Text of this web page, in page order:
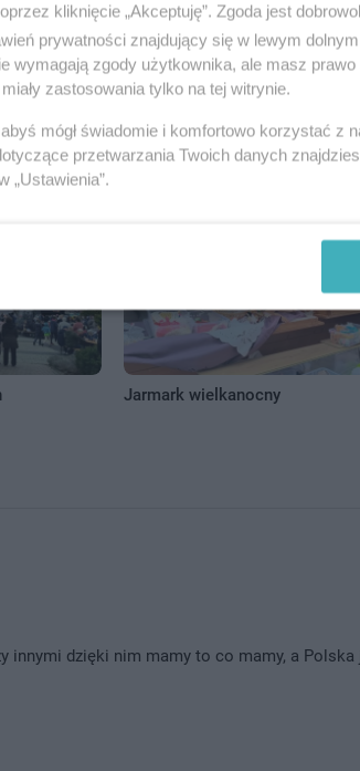
Sobótki Tczewskie
Jarmark wielkanocny
dzięki nim mamy to co mamy, a
kliknięcie „Akceptuję”. Zgoda jest
prywatności znajdujący się w lewym
wymagają zgody użytkownika, ale masz
zastosowania tylko na tej witrynie.
mógł świadomie i komfortowo korzystać z
przetwarzania Twoich danych
„Ustawienia”.